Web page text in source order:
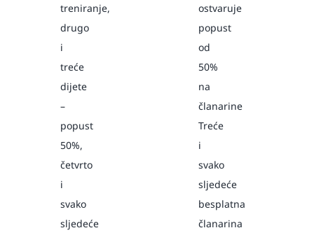
treniranje,
drugo
i
treće
dijete
–
popust
50%,
četvrto
i
svako
sljedeće
ostvaruje
popust
od
50%
na
članarine
Treće
i
svako
sljedeće
besplatna
članarina